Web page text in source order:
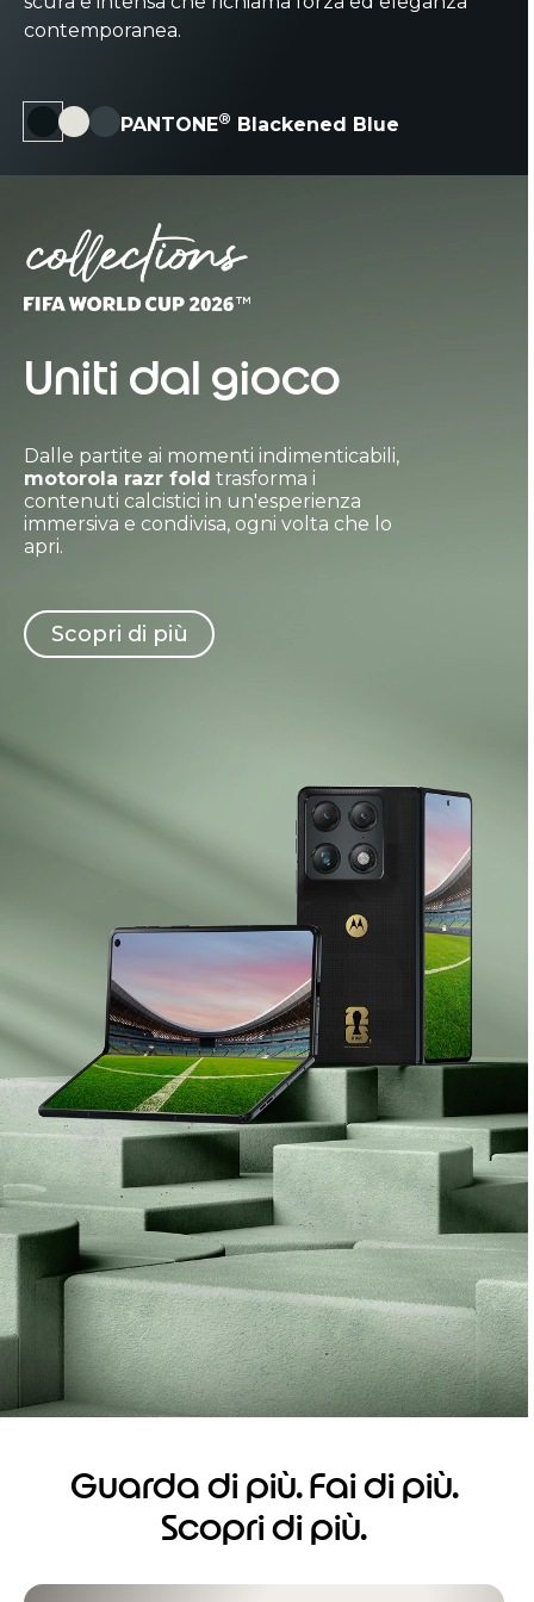
contemporanea.
ispirata al tessuto piqué, realizzato per
sotto le dita e regala una sensazione tattile
Cup 26™ e impreziosito da un logo FIFA
PANTONE® Blackened Blue
Uniti dal gioco
Dalle partite ai momenti indimenticabili,
motorola razr fold trasforma i
contenuti calcistici in un'esperienza
immersiva e condivisa, ogni volta che lo
apri.
Scopri di più
Guarda di più. Fai di più.
Scopri di più.